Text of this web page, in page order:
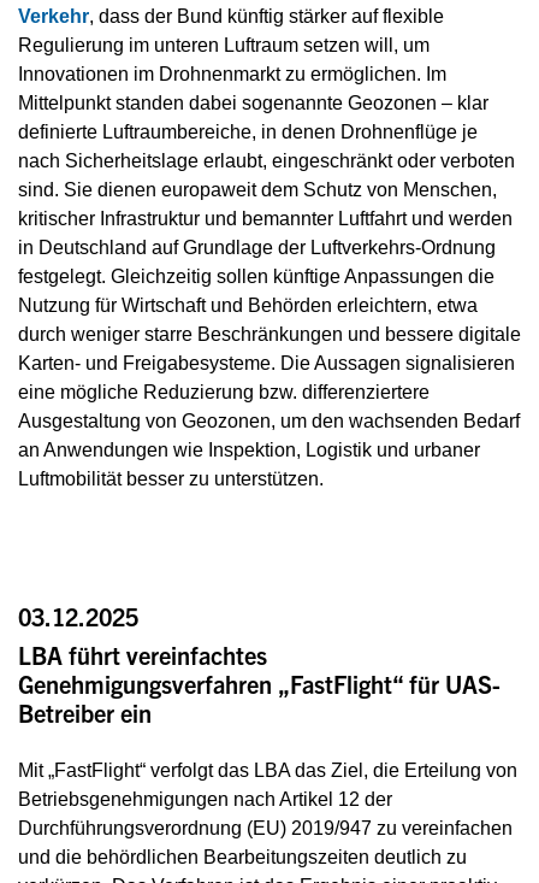
Verkehr, dass der Bund künftig stärker auf flexible
Regulierung im unteren Luftraum setzen will, um
Innovationen im Drohnenmarkt zu ermöglichen. Im
Mittelpunkt standen dabei sogenannte Geozonen – klar
definierte Luftraumbereiche, in denen Drohnenflüge je
nach Sicherheitslage erlaubt, eingeschränkt oder verboten
sind. Sie dienen europaweit dem Schutz von Menschen,
kritischer Infrastruktur und bemannter Luftfahrt und werden
in Deutschland auf Grundlage der Luftverkehrs-Ordnung
festgelegt. Gleichzeitig sollen künftige Anpassungen die
Nutzung für Wirtschaft und Behörden erleichtern, etwa
durch weniger starre Beschränkungen und bessere digitale
Karten- und Freigabesysteme. Die Aussagen signalisieren
eine mögliche Reduzierung bzw. differenziertere
Ausgestaltung von Geozonen, um den wachsenden Bedarf
an Anwendungen wie Inspektion, Logistik und urbaner
Luftmobilität besser zu unterstützen.
03.12.2025
LBA führt vereinfachtes
Genehmigungsverfahren „FastFlight“ für UAS-
Betreiber ein
Mit „FastFlight“ verfolgt das LBA das Ziel, die Erteilung von
Betriebsgenehmigungen nach Artikel 12 der
Durchführungsverordnung (EU) 2019/947 zu vereinfachen
und die behördlichen Bearbeitungszeiten deutlich zu